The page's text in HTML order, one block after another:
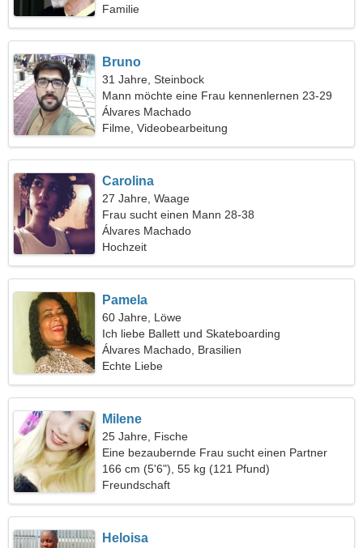
Familie
Bruno
31 Jahre, Steinbock
Mann möchte eine Frau kennenlernen 23-29
Álvares Machado
Filme, Videobearbeitung
Carolina
27 Jahre, Waage
Frau sucht einen Mann 28-38
Álvares Machado
Hochzeit
Pamela
60 Jahre, Löwe
Ich liebe Ballett und Skateboarding
Álvares Machado, Brasilien
Echte Liebe
Milene
25 Jahre, Fische
Eine bezaubernde Frau sucht einen Partner
166 cm (5'6"), 55 kg (121 Pfund)
Freundschaft
Heloisa